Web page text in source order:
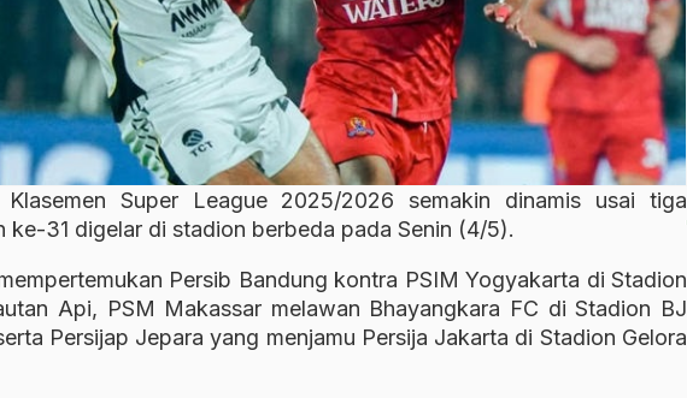
Super League 2025/2026 semakin dinamis usai tiga
ke-31 digelar di stadion berbeda pada Senin (4/5).
Persib Bandung kontra PSIM Yogyakarta di Stadion
Api, PSM Makassar melawan Bhayangkara FC di Stadion BJ
Persijap Jepara yang menjamu Persija Jakarta di Stadion Gelora